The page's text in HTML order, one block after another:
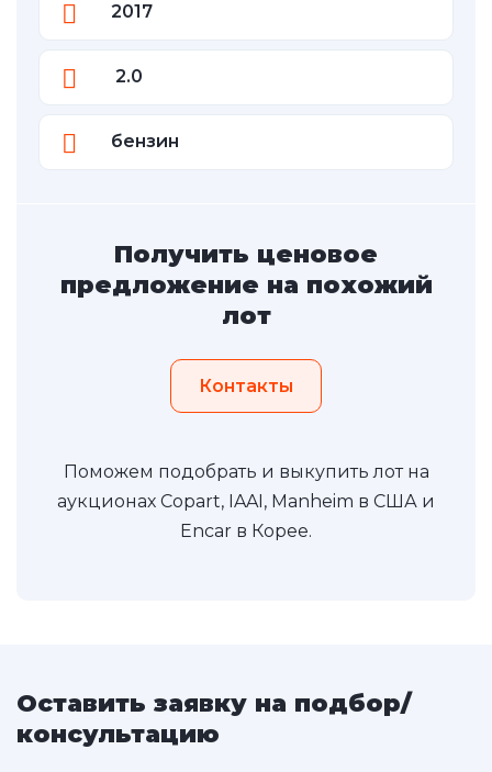
2017
2.0
бензин
Получить ценовое
предложение на похожий
лот
Контакты
Поможем подобрать и выкупить лот на
аукционах Copart, IAAI, Manheim в США и
Encar в Корее.
Оставить заявку на подбор/
консультацию